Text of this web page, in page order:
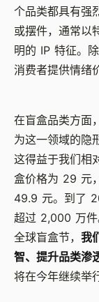
个品类都具有强
或摆件，通常以
明的 IP 特征。
消费者提供情绪
在盲盒品类方面
为这一领域的隐
这得益于我们相
盒价格为 29 元
49.9 元。到了
超过 2,000 万件
全球盲盒节， 我
智、提升品类渗
将在今年继续举